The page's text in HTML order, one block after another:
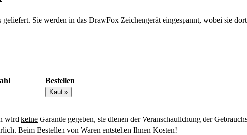
Sie werden in das DrawFox Zeichengerät eingespannt, wobei sie
Bestellen
wird keine Garantie gegeben, sie dienen der Veranschaulichung der
Beim Bestellen von Waren entstehen Ihnen Kosten!